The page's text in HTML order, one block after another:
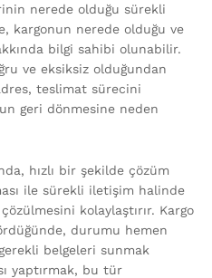
nerede olduğu sürekli
kargonun nerede olduğu ve
bilgi sahibi olunabilir.
ve eksiksiz olduğundan
teslimat sürecini
geri dönmesine neden
hızlı bir şekilde çözüm
ile sürekli iletişim halinde
kolaylaştırır. Kargo
durumu hemen
belgeleri sunmak
yaptırmak, bu tür